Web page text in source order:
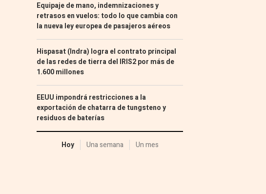
Equipaje de mano, indemnizaciones y
retrasos en vuelos: todo lo que cambia con
la nueva ley europea de pasajeros aéreos
Hispasat (Indra) logra el contrato principal
de las redes de tierra del IRIS2 por más de
1.600 millones
EEUU impondrá restricciones a la
exportación de chatarra de tungsteno y
residuos de baterías
Hoy Una semana Un mes